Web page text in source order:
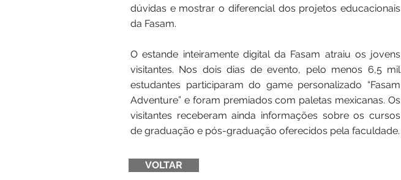
dúvidas e mostrar o diferencial dos projetos educacionais
da Fasam.
O estande inteiramente digital da Fasam atraiu os jovens
visitantes. Nos dois dias de evento, pelo menos 6,5 mil
estudantes participaram do game personalizado “Fasam
Adventure” e foram premiados com paletas mexicanas. Os
visitantes receberam ainda informações sobre os cursos
de graduação e pós-graduação oferecidos pela faculdade.
VOLTAR